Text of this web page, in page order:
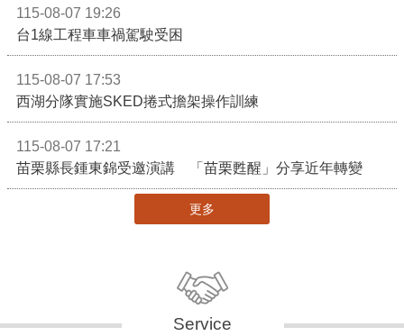
115-08-07 19:26
台1線工程車車禍駕駛受困
115-08-07 17:53
西湖分隊實施SKED捲式擔架操作訓練
115-08-07 17:21
苗栗縣長鍾東錦受邀演講 「苗栗甦醒」分享近年轉變
更多